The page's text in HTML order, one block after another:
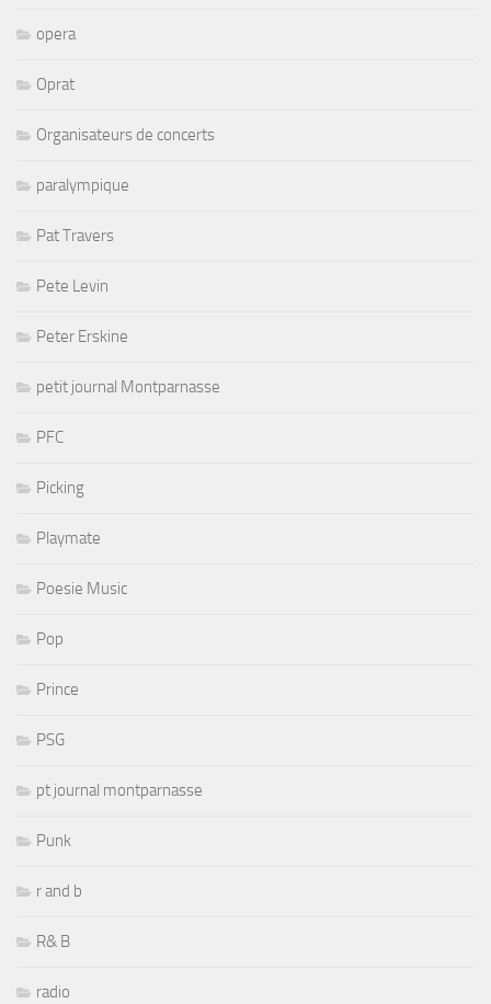
opera
Oprat
Organisateurs de concerts
paralympique
Pat Travers
Pete Levin
Peter Erskine
petit journal Montparnasse
PFC
Picking
Playmate
Poesie Music
Pop
Prince
PSG
pt journal montparnasse
Punk
r and b
R& B
radio